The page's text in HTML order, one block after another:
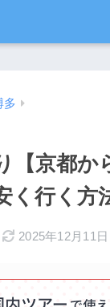
多
【京都か
く行く方
2025年12月11日